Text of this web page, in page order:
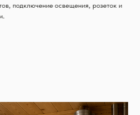
подключение освещения, розеток и